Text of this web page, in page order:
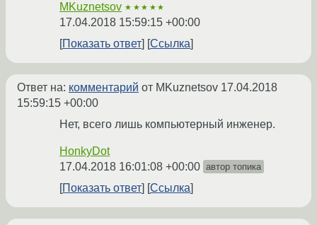
MKuznetsov ★★★★★
17.04.2018 15:59:15 +00:00
Показать ответ
Ссылка
Ответ на: комментарий от MKuznetsov 17.04.2018
15:59:15 +00:00
Нет, всего лишь компьютерный инженер.
HonkyDot
17.04.2018 16:01:08 +00:00 автор топика
Показать ответ Ссылка